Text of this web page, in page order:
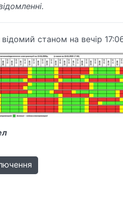
станом на вечір